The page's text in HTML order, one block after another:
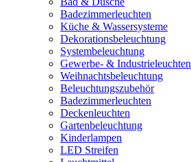
Badezimmerleuchten
Küche & Wassersysteme
Dekorationsbeleuchtung
Systembeleuchtung
Gewerbe- & Industrieleuchten
Weihnachtsbeleuchtung
Beleuchtungszubehör
Badezimmerleuchten
Deckenleuchten
Gartenbeleuchtung
Kinderlampen
LED Streifen